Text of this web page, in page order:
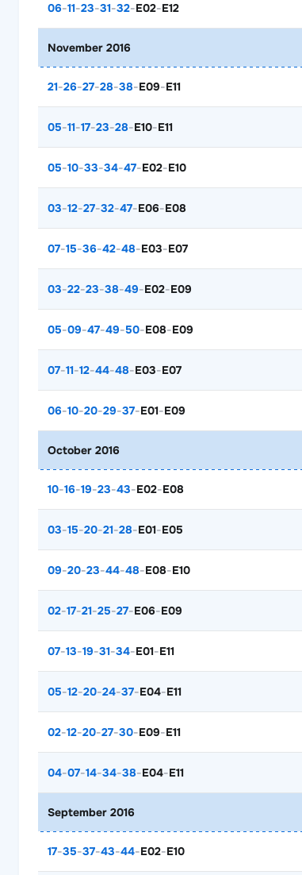
06-11-23-31-32-E02-E12
November 2016
21-26-27-28-38-E09-E11
05-11-17-23-28-E10-E11
05-10-33-34-47-E02-E10
03-12-27-32-47-E06-E08
07-15-36-42-48-E03-E07
03-22-23-38-49-E02-E09
05-09-47-49-50-E08-E09
07-11-12-44-48-E03-E07
06-10-20-29-37-E01-E09
October 2016
10-16-19-23-43-E02-E08
03-15-20-21-28-E01-E05
09-20-23-44-48-E08-E10
02-17-21-25-27-E06-E09
07-13-19-31-34-E01-E11
05-12-20-24-37-E04-E11
02-12-20-27-30-E09-E11
04-07-14-34-38-E04-E11
September 2016
17-35-37-43-44-E02-E10